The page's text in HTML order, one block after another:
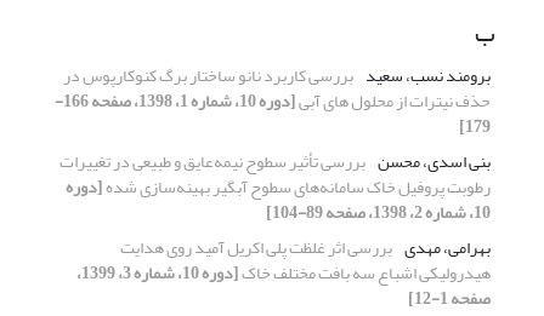
ب
برومند نسب، سعید بررسی کاربرد نانو ساختار برگ کنوکارپوس در
حذف نیترات از محلول های آبی [دوره 10، شماره 1، 1398، صفحه 166-
179]
بنی اسدی، محسن بررسی تأثیر سطوح نیمه‌عایق و طبیعی در تغییرات
رطوبت پروفیل خاک سامانه‌های سطوح آبگیر بهینه‌سازی شده[دوره
10، شماره 2، 1398، صفحه 89-104]
بهرامی، مهدی بررسی اثر غلظت پلی اکریل آمید روی هدایت
هیدرولیکی اشباع سه بافت مختلف خاک [دوره 10، شماره 3، 1399،
صفحه 1-12]